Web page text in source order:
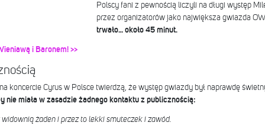
Polscy fani z pewnością liczyli na długi występ
przez organizatorów jako największa gwiazda
trwało… około 45 minut.
i Baronem! >>
koncercie Cyrus w Polsce twierdzą, że występ gwiazdy był naprawdę
nie miała w zasadzie żadnego kontaktu z publicznością:
żaden i przez to lekki smuteczek i zawód.